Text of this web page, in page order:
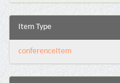
Item Type
conferenceItem